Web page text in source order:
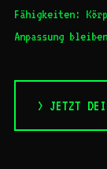
Fähigkeiten:
Anpassung
> JETZT